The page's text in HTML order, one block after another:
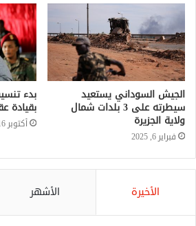
الجيش السوداني يستعيد
سيطرته على 3 بلدات شمال
ولاية الجزيرة
فبراير 6, 2025
بدء
بقيادة
أكتوبر 16, 2022
الأخيرة الأشهر